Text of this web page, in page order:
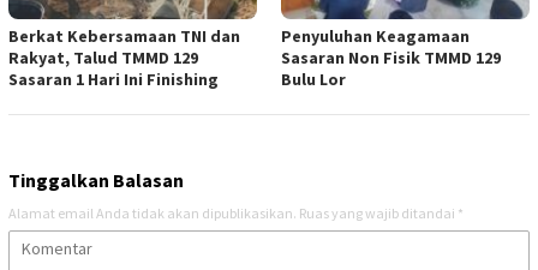
Berkat Kebersamaan TNI dan
Rakyat, Talud TMMD 129
Sasaran 1 Hari Ini Finishing
Penyuluhan Keagamaan
Sasaran Non Fisik TMMD 129
Bulu Lor
Tinggalkan Balasan
Alamat email Anda tidak akan dipublikasikan. Ruas yang wajib ditandai *